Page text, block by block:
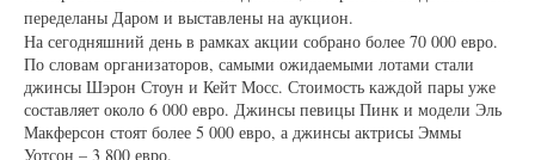
переделаны Даром и выставлены на аукцион.
На сегодняшний день в рамках акции собрано более 70 000 евро.
По словам организаторов, самыми ожидаемыми лотами стали
джинсы Шэрон Стоун и Кейт Мосс. Стоимость каждой пары уже
составляет около 6 000 евро. Джинсы певицы Пинк и модели Эль
Макферсон стоят более 5 000 евро, а джинсы актрисы Эммы
Уотсон – 3 800 евро.